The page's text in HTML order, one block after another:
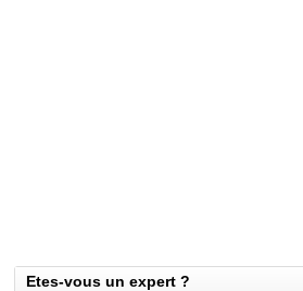
Etes-vous un expert ?